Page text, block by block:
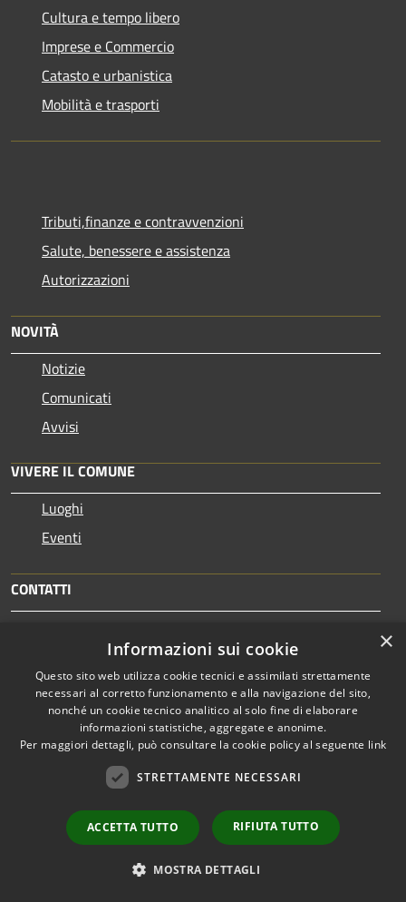
Cultura e tempo libero
Imprese e Commercio
Catasto e urbanistica
Mobilità e trasporti
Tributi,finanze e contravvenzioni
Salute, benessere e assistenza
Autorizzazioni
NOVITÀ
Notizie
Comunicati
Avvisi
VIVERE IL COMUNE
Luoghi
Eventi
CONTATTI
Via Antonio Gramsci, 8 - 33059 Fiumicello Villa Vicentina
Telefono: 0431972711
Codice Fiscale: 02916640309
Partita IVA: 02916640309
PEC: comune.fiumicellovillavicentina@certgov.fvg.it
Email Ufficio Protocollo
protocollo@comune.fiumicellovillavicentina.ud.it
Codice IPA
×
Informazioni sui cookie
Questo sito web utilizza cookie tecnici e assimilati strettamente
necessari al corretto funzionamento e alla navigazione del sito,
nonché un cookie tecnico analitico al solo fine di elaborare
informazioni statistiche, aggregate e anonime.
Per maggiori dettagli, può consultare la cookie policy al seguente link
STRETTAMENTE NECESSARI
ACCETTA TUTTO RIFIUTA TUTTO
MOSTRA DETTAGLI